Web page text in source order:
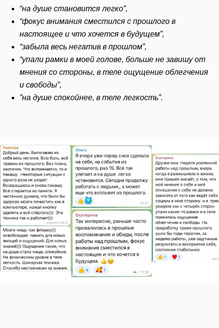
“на душе становится легко”,
“фокус внимания сместился с прошлого в
настоящее и что хочется в будущем”,
“забыла весь негатив в прошлом”,
“упали рамки в моей голове, больше не завишу от
мнения со стороны, в теле ощущение облегчения
и свободы”,
”на душе спокойнее, в теле легкость”.